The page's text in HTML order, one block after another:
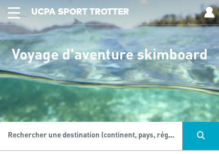
UCPA SPORT TROTTER
Voyage d'aventure skimboard
Rechercher une destination (continent, pays, région...), une activité...